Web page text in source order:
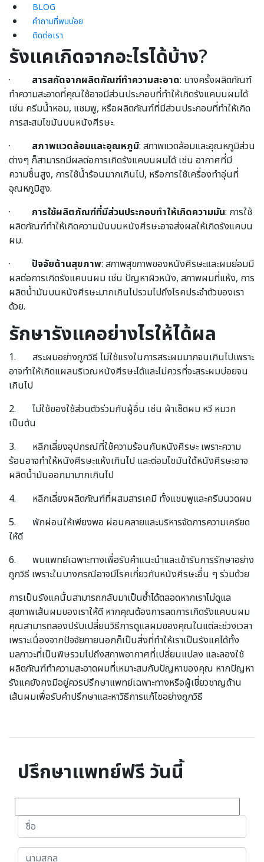
BLOG
คำถามที่พบบ่อย
ติดต่อเรา
รังแคเกิดจากอะไรได้บ้าง?
· สารสกัดจากผลิตภัณฑ์ทำความสะอาด: บางครั้งผลิตภัณฑ์
ทำความสะอาดที่คุณใช้อาจมีส่วนประกอบที่ทำให้เกิดรังแคบนผมได้
เช่น ครีมน้ำหอม, แชมพู, หรือผลิตภัณฑ์ที่มีส่วนประกอบที่ทำให้เกิด
การสะสมไขมันบนหนังศีรษะ.
· สภาพแวดล้อมและอุณหภูมิ: สภาพแวดล้อมและอุณหภูมิส่วน
ต่างๆ ก็สามารถมีผลต่อการเกิดรังแคบนผมได้ เช่น อากาศที่มี
ความชื้นสูง, การใช้น้ำร้อนมากเกินไป, หรือการใช้เครื่องทำอุ่นที่
อุณหภูมิสูง.
· การใช้ผลิตภัณฑ์ที่มีส่วนประกอบทำให้เกิดความมัน: การใช้
ผลิตภัณฑ์ทำให้เกิดความมันบนหนังศีรษะอาจส่งผลให้เกิดรังแคบน
ผม.
· ปัจจัยด้านสุขภาพ: สภาพสุขภาพของหนังศีรษะและผมย่อมมี
ผลต่อการเกิดรังแคบนผม เช่น ปัญหาผิวหนัง, สภาพผมที่แห้ง, การ
ผลิตน้ำมันบนหนังศีรษะมากเกินไปรวมไปถึงโรคประจำตัวของเรา
ด้วย.
รักษารังแคอย่างไรให้ได้ผล
1. สระผมอย่างถูกวิธี ไม่ใช้แรงในการสระผมมากจนเกินไปเพราะ
อาจทำให้เกิดแผลบริเวณหนังศีรษะได้และไม่ควรที่จะสระผมบ่อยจน
เกินไป
2. ไม่ใช้ของใช้ส่วนตัวร่วมกับผู้อื่น เช่น ผ้าเช็ดผม หวี หมวก
เป็นต้น
3. หลีกเลี่ยงอุปกรณ์ที่ใช้ความร้อนกับหนังศีรษะ เพราะความ
ร้อนอาจทำให้หนังศีรษะแห้งเกินไป และต่อมไขมันใต้หนังศีรษะอาจ
ผลิตน้ำมันออกมามากเกินไป
4. หลีกเลี่ยงผลิตภัณฑ์ที่ผสมสารเคมี ทั้งแชมพูและครีมนวดผม
5. พักผ่อนให้เพียงพอ ผ่อนคลายและบริหารจัดการความเครียด
ให้ดี
6. พบแพทย์เฉพาะทางเพื่อรับคำแนะนำและเข้ารับการรักษาอย่าง
ถูกวิธี เพราะในบางกรณีอาจมีโรคเกี่ยวกับหนังศีรษะอื่น ๆ ร่วมด้วย
การเป็นรังแคนั้นสามารถกลับมาเป็นซ้ำได้ตลอดหากเราไม่ดูแล
สุขภาพเส้นผมของเราให้ดี หากคุณต้องการลดการเกิดรังแคบนผม
คุณสามารถลองปรับเปลี่ยนวิธีการดูแลผมของคุณในแต่ละช่วงเวลา
เพราะเนื่องจากปัจจัยภายนอกก็เป็นสิ่งที่ทำให้เราเป็นรังแคได้ทั้ง
มลภาวะที่เป็นพิษรวมไปถึงสภาพอากาศที่เปลี่ยนแปลง และลองใช้
ผลิตภัณฑ์ทำความสะอาดผมที่เหมาะสมกับปัญหาของคุณ หากปัญหา
รังแคยังคงมีอยู่ควรปรึกษาแพทย์เฉพาะทางหรือผู้เชี่ยวชาญด้าน
เส้นผมเพื่อรับคำปรึกษาและหาวิธีการแก้ไขอย่างถูกวิธี
ปรึกษาแพทย์ฟรี วันนี้